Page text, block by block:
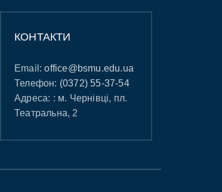
КОНТАКТИ
Email:office@bsmu.edu.ua
Телефон: (0372) 55-37-54
Адреса: : м. Чернівці, пл.
Театральна, 2